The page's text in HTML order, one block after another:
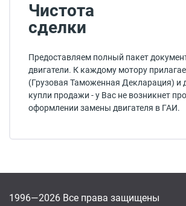
Чистота
сделки
Предоставляем полный пакет
двигатели. К каждому мотору
(Грузовая Таможенная Декларация) и
купли продажи - у Вас не возникнет
оформлении замены двигателя в ГАИ.
1996—2026 Все права защищены